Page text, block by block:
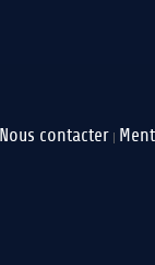
Nous contacter |